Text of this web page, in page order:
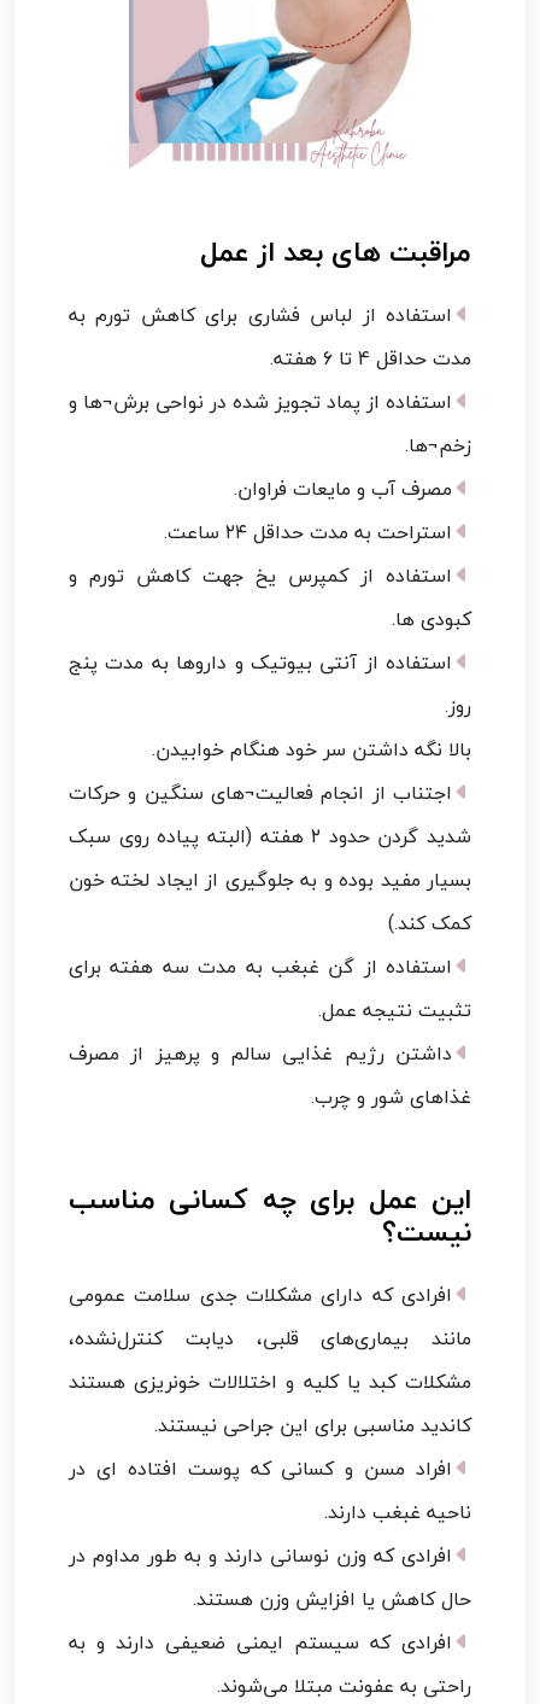
مراقبت های بعد از عمل
استفاده از لباس فشاری برای کاهش تورم به
مدت حداقل 4 تا 6 هفته.
استفاده از پماد تجویز شده در نواحی برش¬ها و
زخم¬ها.
مصرف آب و مایعات فراوان.
استراحت به مدت حداقل ۲۴ ساعت.
استفاده از کمپرس یخ جهت کاهش تورم و
کبودی ها.
استفاده از آنتی بیوتیک و داروها به مدت پنج
روز.
بالا نگه داشتن سر خود هنگام خوابیدن.
اجتناب از انجام فعالیت¬های سنگین و حرکات
شدید گردن حدود ۲ هفته (البته پیاده روی سبک
بسیار مفید بوده و به جلوگیری از ایجاد لخته خون
کمک کند.)
استفاده از گن غبغب به مدت سه هفته برای
تثبیت نتیجه عمل.
داشتن رژیم غذایی سالم و پرهیز از مصرف
غذاهای شور و چرب.
این عمل برای چه کسانی مناسب
نیست؟
افرادی که دارای مشکلات جدی سلامت عمومی
مانند بیماری‌های قلبی، دیابت کنترل‌نشده،
مشکلات کبد یا کلیه و اختلالات خونریزی هستند
کاندید مناسبی برای این جراحی نیستند.
افراد مسن و کسانی که پوست افتاده ای در
ناحیه غبغب دارند.
افرادی که وزن نوسانی دارند و به طور مداوم در
حال کاهش یا افزایش وزن هستند.
افرادی که سیستم ایمنی ضعیفی دارند و به
راحتی به عفونت مبتلا می‌شوند.